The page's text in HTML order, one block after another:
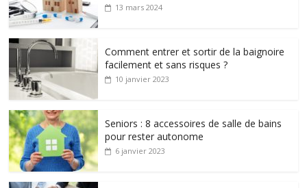
13 mars 2024
Comment entrer et sortir de la baignoire
facilement et sans risques ?
10 janvier 2023
Seniors : 8 accessoires de salle de bains
pour rester autonome
6 janvier 2023